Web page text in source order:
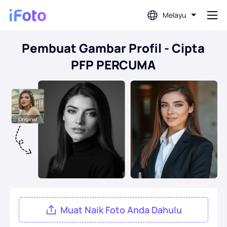
Melayu
Log masuk
Editor Foto AI
Pembuang Latar Belakang
Penambah Foto
Pembuat Gambar Profil
Pembuat Foto Pasport
Pembuat Gambar Profil - Cipta
PFP PERCUMA
Muat Naik Foto Anda Dahulu